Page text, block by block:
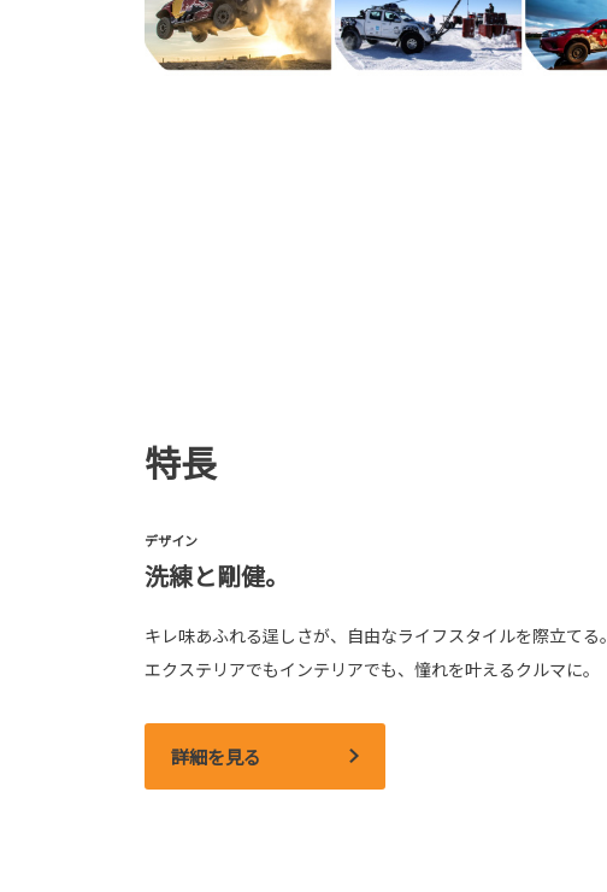
特長
デザイン
洗練と剛健。
キレ味あふれる逞しさが、自由なライフスタイルを際立てる。
エクステリアでもインテリアでも、憧れを叶えるクルマに。
詳細を見る